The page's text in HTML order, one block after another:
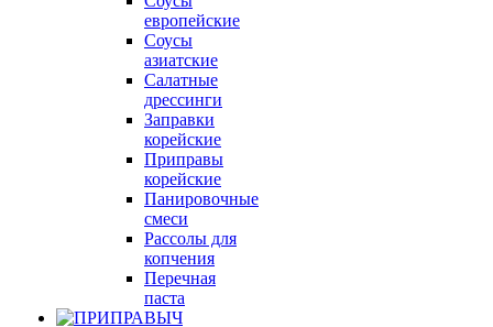
европейские
Соуcы
азиатские
Салатные
дрессинги
Заправки
корейские
Приправы
корейские
Панировочные
смеси
Рассолы для
копчения
Перечная
паста